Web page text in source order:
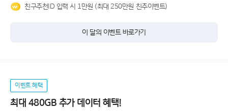
친구추천ID 입력 시 1만원 (최대 250만원 친추이벤트)
이 달의 이벤트 바로가기
이벤트 혜택
최대 480GB 추가 데이터 혜택!